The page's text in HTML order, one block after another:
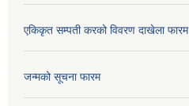
एकिकृत सम्पती करको विवरण दाखेला फारम
जन्मको सूचना फारम